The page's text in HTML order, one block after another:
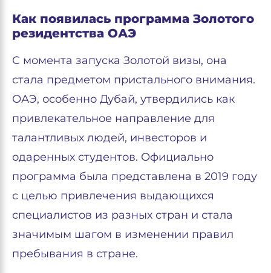
Как появилась программа Золотого
резидентства ОАЭ
С момента запуска Золотой визы, она
стала предметом пристального внимания.
ОАЭ, особенно Дубай, утвердились как
привлекательное направление для
талантливых людей, инвесторов и
одаренных студентов. Официально
программа была представлена в 2019 году
с целью привлечения выдающихся
специалистов из разных стран и стала
значимым шагом в изменении правил
пребывания в стране.